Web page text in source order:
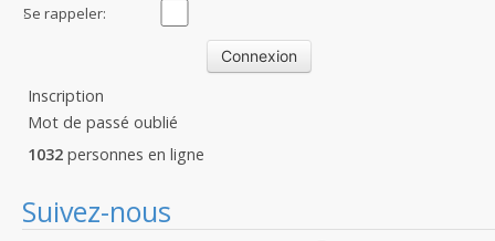
:Se rappeler:
Inscription
Mot de passé oublié
1032 personnes en ligne
Suivez-nous